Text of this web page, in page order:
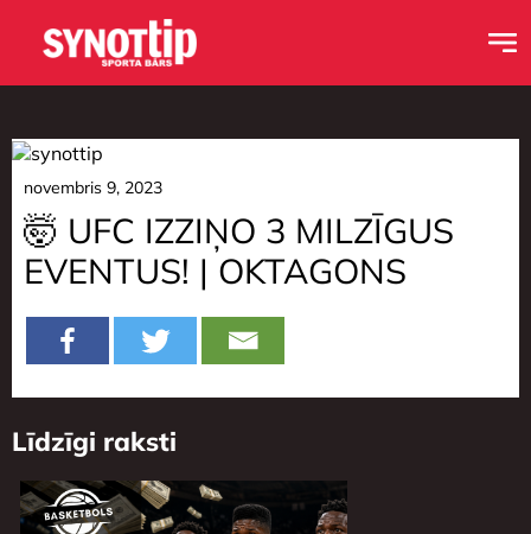
novembris 9, 2023
🤯 UFC IZZIŅO 3 MILZĪGUS
EVENTUS! | OKTAGONS
Līdzīgi raksti